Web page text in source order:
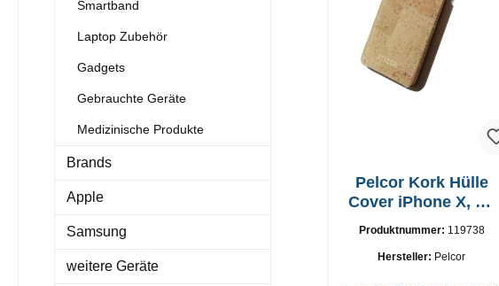
Smartband
Laptop Zubehör
Gadgets
Gebrauchte Geräte
Medizinische Produkte
Brands
Apple
Samsung
weitere Geräte
Pelcor Kork Hülle
Cover iPhone X, Xs
Produktnummer: 119738
Hersteller: Pelcor